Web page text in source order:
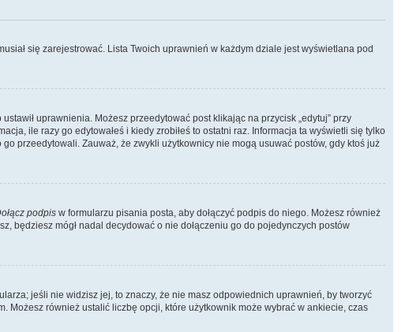
się zarejestrować. Lista Twoich uprawnień w każdym dziale jest wyświetlana pod
uprawnienia. Możesz przeedytować post klikając na przycisk „edytuj” przy
ile razy go edytowałeś i kiedy zrobiłeś to ostatni raz. Informacja ta wyświetli się tylko
przeedytowali. Zauważ, że zwykli użytkownicy nie mogą usuwać postów, gdy ktoś już
podpis w formularzu pisania posta, aby dołączyć podpis do niego. Możesz również
będziesz mógł nadal decydować o nie dołączeniu go do pojedynczych postów
jeśli nie widzisz jej, to znaczy, że nie masz odpowiednich uprawnień, by tworzyć
również ustalić liczbę opcji, które użytkownik może wybrać w ankiecie, czas